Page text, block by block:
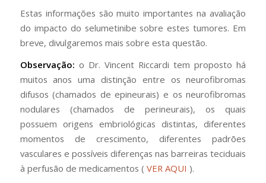
Estas informações são muito importantes na avaliação
do impacto do selumetinibe sobre estes tumores. Em
breve, divulgaremos mais sobre esta questão.
Observação: o Dr. Vincent Riccardi tem proposto há
muitos anos uma distinção entre os neurofibromas
difusos (chamados de epineurais) e os neurofibromas
nodulares (chamados de perineurais), os quais
possuem origens embriológicas distintas, diferentes
momentos de crescimento, diferentes padrões
vasculares e possíveis diferenças nas barreiras teciduais
à perfusão de medicamentos ( VER AQUI ).